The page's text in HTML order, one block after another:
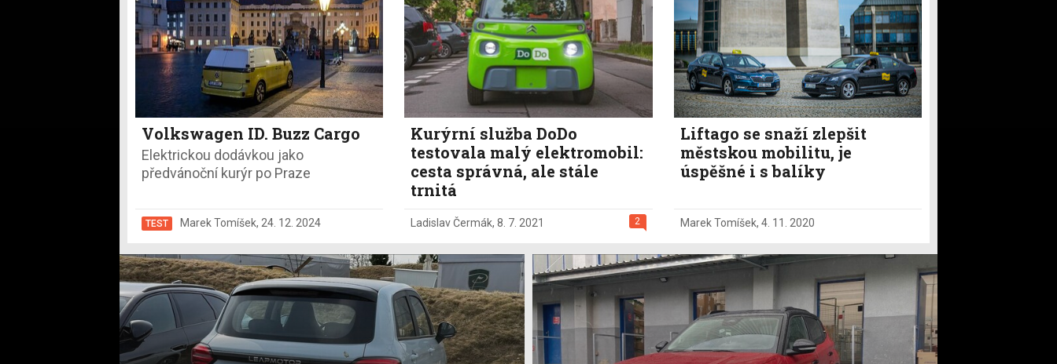
Volkswagen ID. Buzz Cargo
Elektrickou dodávkou jako
předvánoční kurýr po Praze
TEST Marek Tomíšek, 24. 12. 2024
Kurýrní služba DoDo
testovala malý elektromobil:
cesta správná, ale stále
trnitá
2
Ladislav Čermák,8. 7. 2021
Liftago se snaží zlepšit
městskou mobilitu, je
úspěšné i s balíky
Marek Tomíšek, 4. 11. 2020